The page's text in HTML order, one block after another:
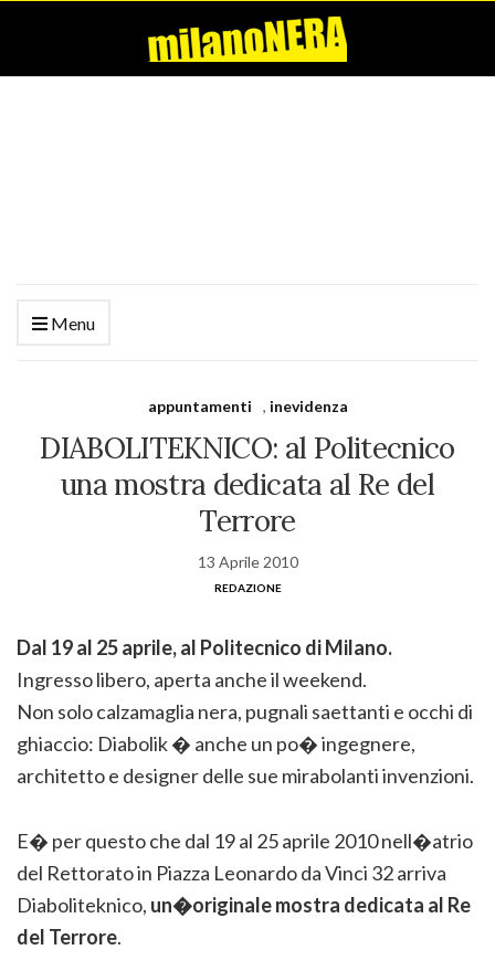
Menu
appuntamenti , inevidenza
DIABOLITEKNICO: al Politecnico
una mostra dedicata al Re del
Terrore
13 Aprile 2010
redazione
Dal 19 al 25 aprile, al Politecnico di Milano.
Ingresso libero, aperta anche il weekend.
Non solo calzamaglia nera, pugnali saettanti e occhi di
ghiaccio: Diabolik � anche un po� ingegnere,
architetto e designer delle sue mirabolanti invenzioni.
E� per questo che dal 19 al 25 aprile 2010 nell�atrio
del Rettorato in Piazza Leonardo da Vinci 32 arriva
Diaboliteknico, un�originale mostra dedicata al Re
del Terrore.